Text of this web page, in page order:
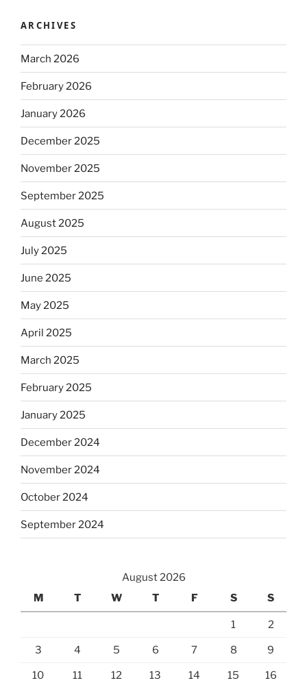
ARCHIVES
March 2026
February 2026
January 2026
December 2025
November 2025
September 2025
August 2025
July 2025
June 2025
May 2025
April 2025
March 2025
February 2025
January 2025
December 2024
November 2024
October 2024
September 2024
August 2026
M
T W T F S S
1 2
3 4 5 6 7 8 9
10 11 12 13 14 15 16